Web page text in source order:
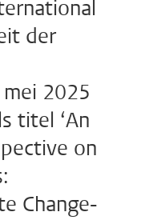
der
2025
titel ‘An
on
Change-